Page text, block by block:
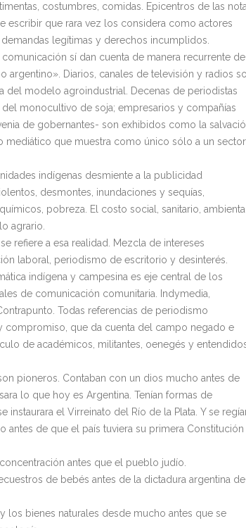
costumbres, comidas. Epicentros de las
escribir que rara vez los considera como actores
legítimas y derechos incumplidos.
sí dan cuenta de manera recurrente
argentino». Diarios, canales de televisión y radios
del modelo agroindustrial. Decenas de periodistas
monocultivo de soja; empresarios y compañías
de gobernantes- son exhibidos como la
mediático que muestra como único sólo a un sector
indígenas desmiente a la publicidad
desmontes, inundaciones y sequías,
pobreza. El costo social, sanitario,
agrario.
refiere a esa realidad. Mezcla de intereses
laboral, periodismo de escritorio y desinterés.
indígena y campesina es eje central de los
de comunicación comunitaria. Indymedia,
Todas referencias de periodismo
compromiso, que da cuenta del campo negado e
de académicos, militantes, oenegés y
pioneros. Contaban con un dios mucho antes de
lo que hoy es Argentina. Tenían formas de
instaurara el Virreinato del Río de la Plata. Y se
antes de que el país tuviera su primera Constitución
antes que el pueblo judío.
de bebés antes de la dictadura argentina de
los bienes naturales desde mucho antes que se